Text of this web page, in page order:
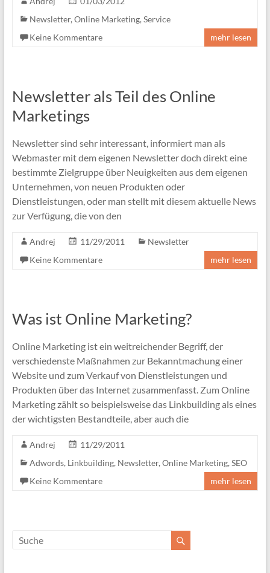
Newsletter, Online Marketing, Service
Keine Kommentare
mehr lesen
Newsletter als Teil des Online
Marketings
Newsletter sind sehr interessant, informiert man als
Webmaster mit dem eigenen Newsletter doch direkt eine
bestimmte Zielgruppe über Neuigkeiten aus dem eigenen
Unternehmen, von neuen Produkten oder
Dienstleistungen, oder man stellt mit diesem aktuelle News
zur Verfügung, die von den
Andrej 11/29/2011
Newsletter
Keine Kommentare
mehr lesen
Was ist Online Marketing?
Online Marketing ist ein weitreichender Begriff, der
verschiedenste Maßnahmen zur Bekanntmachung einer
Website und zum Verkauf von Dienstleistungen und
Produkten über das Internet zusammenfasst. Zum Online
Marketing zählt so beispielsweise das Linkbuilding als eines
der wichtigsten Bestandteile, aber auch die
Andrej
11/29/2011
Adwords, Linkbuilding, Newsletter, Online Marketing, SEO
Keine Kommentare
mehr lesen